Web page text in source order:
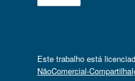
Este trabalho está
NãoComercial-